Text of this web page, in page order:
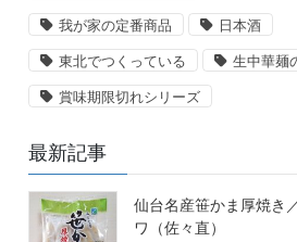
我が家の定番商品 日本酒
東北でつくっている 生中華麺
賞味期限切れシリーズ
最新記事
仙台名産笹かま厚焼き
ワ（佐々直）